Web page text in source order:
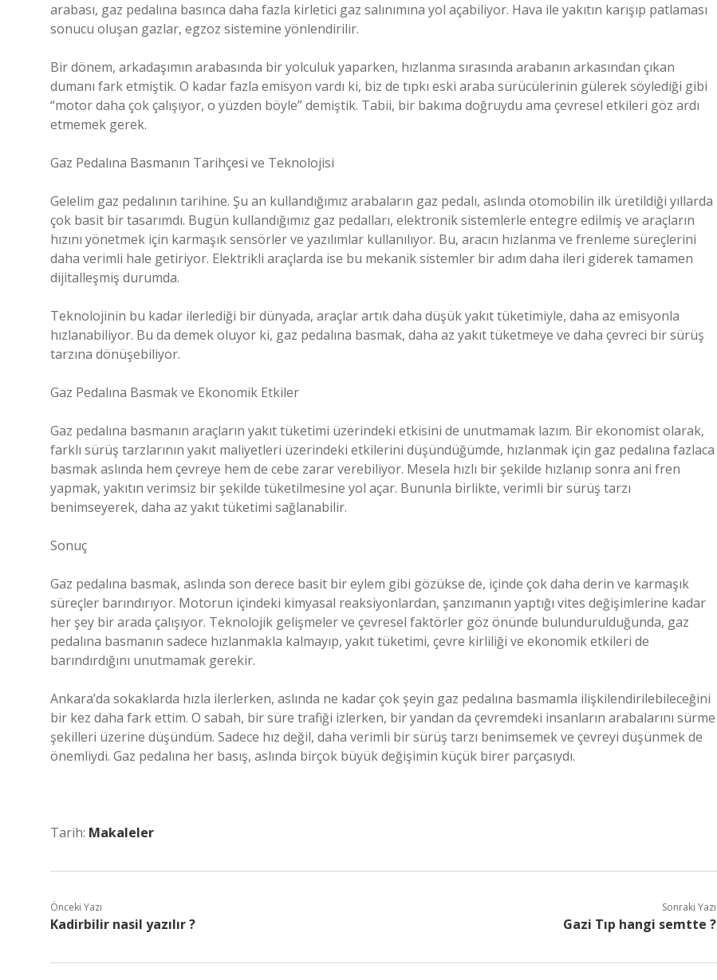
arabası, gaz pedalına basınca daha fazla kirletici gaz salınımına yol açabiliyor. Hava ile yakıtın karışıp patlaması
sonucu oluşan gazlar, egzoz sistemine yönlendirilir.
Bir dönem, arkadaşımın arabasında bir yolculuk yaparken, hızlanma sırasında arabanın arkasından çıkan
dumanı fark etmiştik. O kadar fazla emisyon vardı ki, biz de tıpkı eski araba sürücülerinin gülerek söylediği gibi
“motor daha çok çalışıyor, o yüzden böyle” demiştik. Tabii, bir bakıma doğruydu ama çevresel etkileri göz ardı
etmemek gerek.
Gaz Pedalına Basmanın Tarihçesi ve Teknolojisi
Gelelim gaz pedalının tarihine. Şu an kullandığımız arabaların gaz pedalı, aslında otomobilin ilk üretildiği yıllarda
çok basit bir tasarımdı. Bugün kullandığımız gaz pedalları, elektronik sistemlerle entegre edilmiş ve araçların
hızını yönetmek için karmaşık sensörler ve yazılımlar kullanılıyor. Bu, aracın hızlanma ve frenleme süreçlerini
daha verimli hale getiriyor. Elektrikli araçlarda ise bu mekanik sistemler bir adım daha ileri giderek tamamen
dijitalleşmiş durumda.
Teknolojinin bu kadar ilerlediği bir dünyada, araçlar artık daha düşük yakıt tüketimiyle, daha az emisyonla
hızlanabiliyor. Bu da demek oluyor ki, gaz pedalına basmak, daha az yakıt tüketmeye ve daha çevreci bir sürüş
tarzına dönüşebiliyor.
Gaz Pedalına Basmak ve Ekonomik Etkiler
Gaz pedalına basmanın araçların yakıt tüketimi üzerindeki etkisini de unutmamak lazım. Bir ekonomist olarak,
farklı sürüş tarzlarının yakıt maliyetleri üzerindeki etkilerini düşündüğümde, hızlanmak için gaz pedalına fazlaca
basmak aslında hem çevreye hem de cebe zarar verebiliyor. Mesela hızlı bir şekilde hızlanıp sonra ani fren
yapmak, yakıtın verimsiz bir şekilde tüketilmesine yol açar. Bununla birlikte, verimli bir sürüş tarzı
benimseyerek, daha az yakıt tüketimi sağlanabilir.
Sonuç
Gaz pedalına basmak, aslında son derece basit bir eylem gibi gözükse de, içinde çok daha derin ve karmaşık
süreçler barındırıyor. Motorun içindeki kimyasal reaksiyonlardan, şanzımanın yaptığı vites değişimlerine kadar
her şey bir arada çalışıyor. Teknolojik gelişmeler ve çevresel faktörler göz önünde bulundurulduğunda, gaz
pedalına basmanın sadece hızlanmakla kalmayıp, yakıt tüketimi, çevre kirliliği ve ekonomik etkileri de
barındırdığını unutmamak gerekir.
Ankara’da sokaklarda hızla ilerlerken, aslında ne kadar çok şeyin gaz pedalına basmamla ilişkilendirilebileceğini
bir kez daha fark ettim. O sabah, bir süre trafiği izlerken, bir yandan da çevremdeki insanların arabalarını sürme
şekilleri üzerine düşündüm. Sadece hız değil, daha verimli bir sürüş tarzı benimsemek ve çevreyi düşünmek de
önemliydi. Gaz pedalına her basış, aslında birçok büyük değişimin küçük birer parçasıydı.
Tarih: Makaleler
Önceki Yazı
Kadirbilir nasil yazılır ?
Sonraki Yazı
Gazi Tıp hangi semtte ?